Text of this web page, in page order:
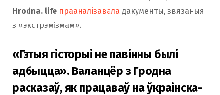
Hrodna. life прааналізавала дакументы, звязаныя
з «экстрэмізмам».
«Гэтыя гісторыі не павінны былі
адбыцца». Валанцёр з Гродна
расказаў, як працаваў на ўкраінска-